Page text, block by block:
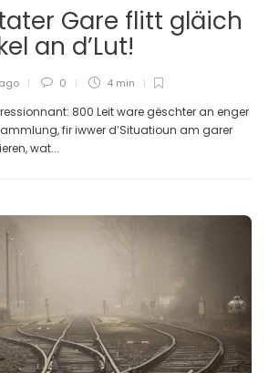
Gare flitt gläich
an d’Lut!
0 4 min
800 Leit ware gëschter an enger
fir iwwer d’Situatioun am garer
wat...